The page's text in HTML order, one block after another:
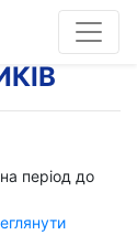
період до